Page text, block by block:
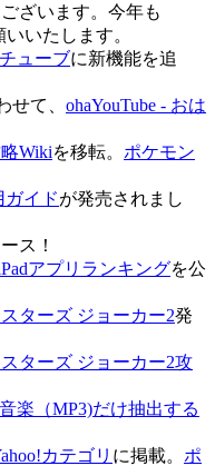
ざいます。今年も
いたします。
ューブに新機能を追
せて、 ohaYouTube - おは
Wikiを移転。 ポケモン
ガイドが発売されまし
ス！
アプリランキングを公
ターズ ジョーカー2発
ターズ ジョーカー2攻
楽（MP3)だけ抽出する
カテゴリ に掲載。 ポ